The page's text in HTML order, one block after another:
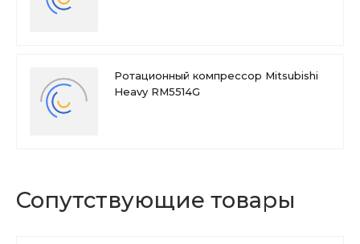
Ротационный компрессор Mitsubishi
Heavy RM5514G
Сопутствующие товары